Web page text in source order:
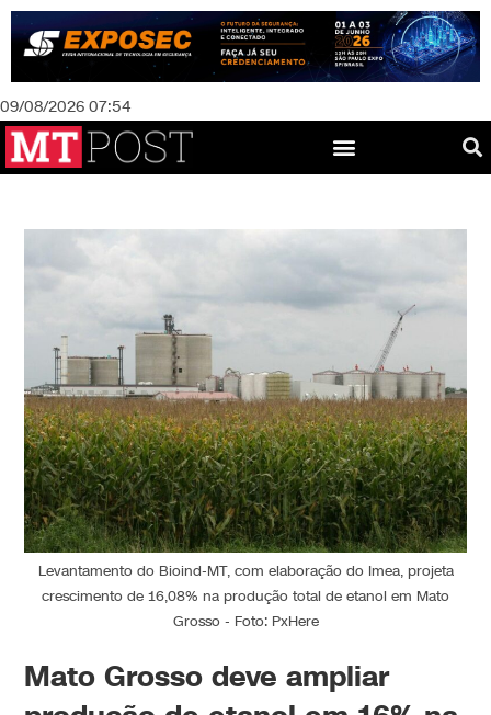
09/08/2026 07:54
Levantamento do Bioind-MT, com elaboração do Imea, projeta
crescimento de 16,08% na produção total de etanol em Mato
Grosso - Foto: PxHere
Mato Grosso deve ampliar